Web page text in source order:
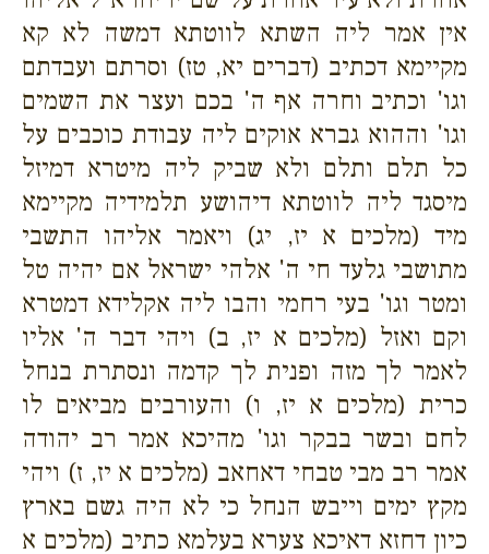
אין אמר ליה השתא לווטתא דמשה לא קא
מקיימא דכתיב (דברים יא, טז) וסרתם ועבדתם
וגו' וכתיב וחרה אף ה' בכם ועצר את השמים
וגו' וההוא גברא אוקים ליה עבודת כוכבים על
כל תלם ותלם ולא שביק ליה מיטרא דמיזל
מיסגד ליה לווטתא דיהושע תלמידיה מקיימא
מיד (מלכים א יז, יג) ויאמר אליהו התשבי
מתושבי גלעד חי ה' אלהי ישראל אם יהיה טל
ומטר וגו' בעי רחמי והבו ליה אקלידא דמטרא
וקם ואזל (מלכים א יז, ב) ויהי דבר ה' אליו
לאמר לך מזה ופנית לך קדמה ונסתרת בנחל
כרית (מלכים א יז, ו) והעורבים מביאים לו
לחם ובשר בבקר וגו' מהיכא אמר רב יהודה
אמר רב מבי טבחי דאחאב (מלכים א יז, ז) ויהי
מקץ ימים וייבש הנחל כי לא היה גשם בארץ
כיון דחזא דאיכא צערא בעלמא כתיב (מלכים א